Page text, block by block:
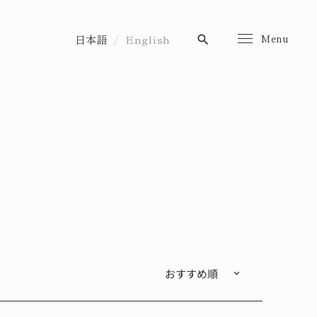
Menu
日本語 English search